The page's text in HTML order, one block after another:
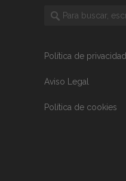
Política de privacidad
Aviso Legal
Política de cookies